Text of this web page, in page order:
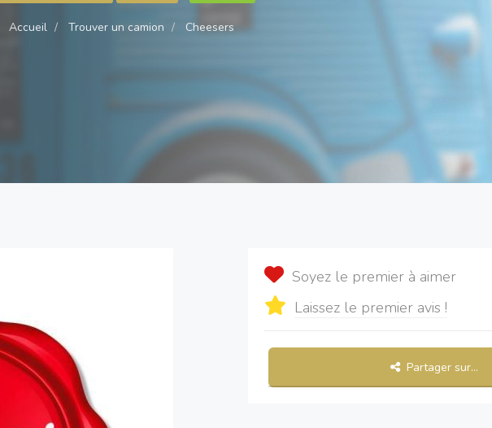
Accueil Trouver un camion Cheesers
Soyez le premier à aimer
Laissez le premier avis !
Partager sur...